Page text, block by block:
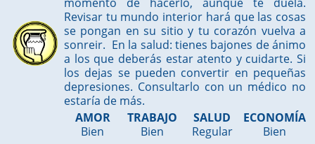
Revisar tu mundo interior hará que las cosas
se pongan en su sitio y tu corazón vuelva a
sonreir. En la salud: tienes bajones de ánimo
a los que deberás estar atento y cuidarte. Si
los dejas se pueden convertir en pequeñas
depresiones. Consultarlo con un médico no
estaría de más.
AMOR
Bien
TRABAJO
Bien
SALUD
Regular
ECONOMÍA
Bien